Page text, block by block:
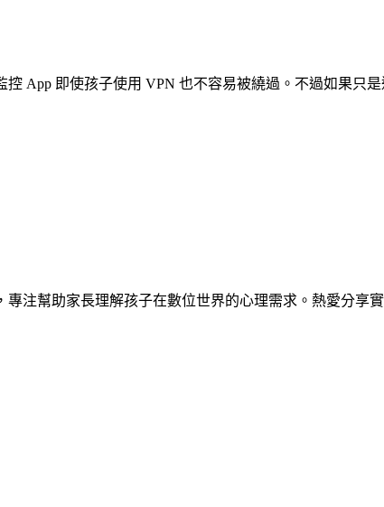
App 即使孩子使用 VPN 也不容易被繞過。不過如果只
注幫助家長理解孩子在數位世界的心理需求。熱愛分享